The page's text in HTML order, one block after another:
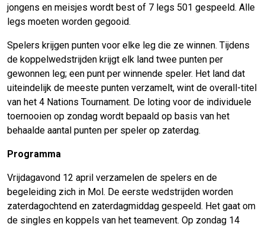
jongens en meisjes wordt best of 7 legs 501 gespeeld. Alle
legs moeten worden gegooid.
Spelers krijgen punten voor elke leg die ze winnen. Tijdens
de koppelwedstrijden krijgt elk land twee punten per
gewonnen leg; een punt per winnende speler. Het land dat
uiteindelijk de meeste punten verzamelt, wint de overall-titel
van het 4 Nations Tournament. De loting voor de individuele
toernooien op zondag wordt bepaald op basis van het
behaalde aantal punten per speler op zaterdag.
Programma
Vrijdagavond 12 april verzamelen de spelers en de
begeleiding zich in Mol. De eerste wedstrijden worden
zaterdagochtend en zaterdagmiddag gespeeld. Het gaat om
de singles en koppels van het teamevent. Op zondag 14